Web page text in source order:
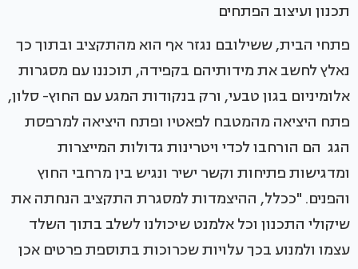
תכנון ועיצוב הפתחים
פתחי הבית, ששילובם נגזר אף הוא מהתקציב ובתוך כך
נאלץ לחשב את מידותיהם בקפידה, תוכננו עם מסגרות
אלומיניום בגון טבעי, ורק בנקודות המגע עם החוץ- סלון,
פתח היציאה מהמטבח לפאטיו ופתח היציאה למרפסת
הגג הם הורחבו לכדי ויטרינות גדולות המייצרות
ומדגישות פתיחות וקשר ישיר ונגיש בין מרחבי החוץ
והפנים. "ככלל, ההיצמדות למסגרת התקציב הנחתה את
שיקולי התכנון וכל אלמנט שיכולנו לשלב בתוך השלד
עצמו ולמנוע בכך עלויות שכרוכות בתוספת פרטים אכן